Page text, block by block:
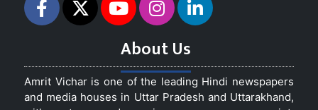
About Us
Amrit Vichar is one of the leading Hindi newspapers
and media houses in Uttar Pradesh and Uttarakhand,